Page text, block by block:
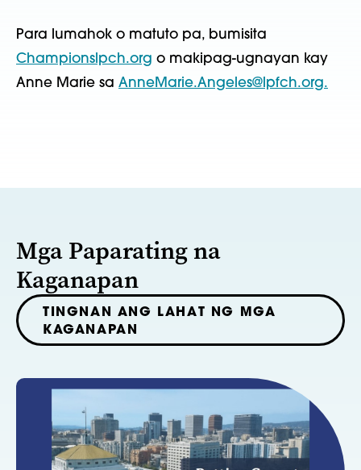
Para lumahok o matuto pa, bumisita
Championslpch.org o makipag-ugnayan kay
Anne Marie sa AnneMarie.Angeles@lpfch.org.
Mga Paparating na
Kaganapan
TINGNAN ANG LAHAT NG MGA
KAGANAPAN